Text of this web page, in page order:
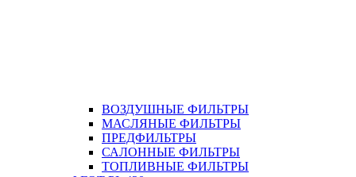
ВОЗДУШНЫЕ ФИЛЬТРЫ
МАСЛЯНЫЕ ФИЛЬТРЫ
ПРЕДФИЛЬТРЫ
САЛОННЫЕ ФИЛЬТРЫ
ТОПЛИВНЫЕ ФИЛЬТРЫ